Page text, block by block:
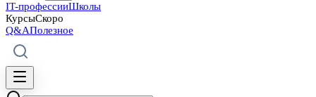
IT-профессииШколы
КурсыСкоро
Q&AПолезное